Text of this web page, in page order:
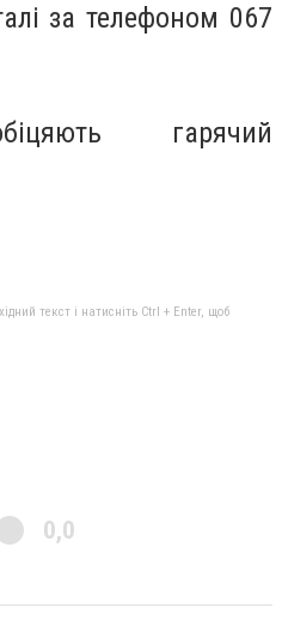
за телефоном 067
гарячий
текст і натисніть Ctrl + Enter, щоб
0,0